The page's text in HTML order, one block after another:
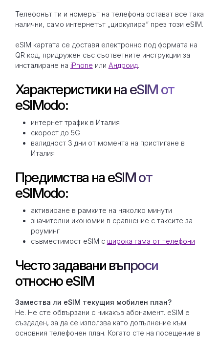
Телефонът ти и номерът на телефона остават все така
налични, само интернетът „циркулира“ през този eSIM.
eSIM картата се доставя електронно под формата на
QR код, придружен със съответните инструкции за
инсталиране на iPhone или Андроид.
Характеристики на eSIM от
eSIModo:
интернет трафик в Италия
скорост до 5G
валидност 3 дни от момента на пристигане в
Италия
Предимства на eSIM от
eSIModo:
активиране в рамките на няколко минути
значителни икономии в сравнение с таксите за
роуминг
съвместимост eSIM с широка гама от телефони
Често задавани въпроси
относно eSIM
Замествa ли eSIM текущия мобилен план?
Не. Не сте обвързани с никакъв абонамент. eSIM е
създаден, за да се използва като допълнение към
основния телефонен план. Когато сте на посещение в